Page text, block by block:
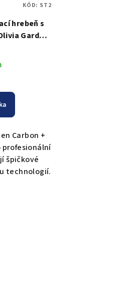
hrebeň s
Garden
Carbon +
profesionální
špičkové
technologií.
KÓD: ST2